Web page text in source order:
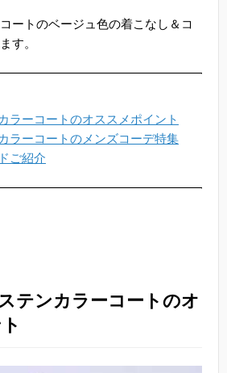
ートのベージュ色の着こなし＆コ
す。
ラーコートのオススメポイント
ラーコートのメンズコーデ特集
ご紹介
テンカラーコートのオ